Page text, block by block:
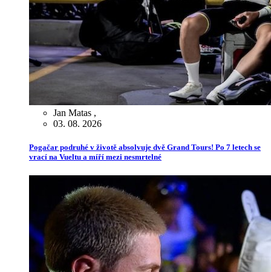
Jan Matas ,
03. 08. 2026
Pogačar podruhé v životě absolvuje dvě Grand Tours! Po 7 letech se
vrací na Vueltu a míří mezi nesmrtelné